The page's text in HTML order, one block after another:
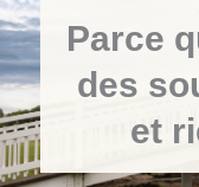
Parce
des
et